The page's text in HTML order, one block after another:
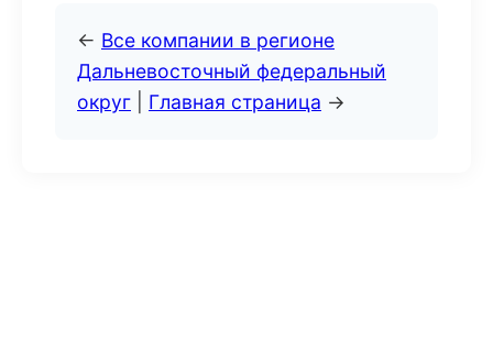
← Все компании в регионе
Дальневосточный федеральный
округ
Главная страница →